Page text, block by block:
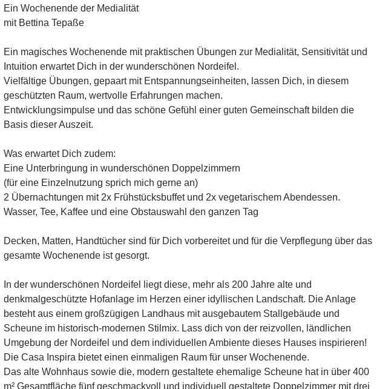
Ein Wochenende der Medialität
mit Bettina Tepaße
Ein magisches Wochenende mit praktischen Übungen zur Medialität, Sensitivität und
Intuition erwartet Dich in der wunderschönen Nordeifel.
Vielfältige Übungen, gepaart mit Entspannungseinheiten, lassen Dich, in diesem
geschützten Raum, wertvolle Erfahrungen machen.
Entwicklungsimpulse und das schöne Gefühl einer guten Gemeinschaft bilden die
Basis dieser Auszeit.
Was erwartet Dich zudem:
Eine Unterbringung in wunderschönen Doppelzimmern
(für eine Einzelnutzung sprich mich gerne an)
2 Übernachtungen mit 2x Frühstücksbuffet und 2x vegetarischem Abendessen.
Wasser, Tee, Kaffee und eine Obstauswahl den ganzen Tag
Decken, Matten, Handtücher sind für Dich vorbereitet und für die Verpflegung über das
gesamte Wochenende ist gesorgt.
In der wunderschönen Nordeifel liegt diese, mehr als 200 Jahre alte und
denkmalgeschützte Hofanlage im Herzen einer idyllischen Landschaft. Die Anlage
besteht aus einem großzügigen Landhaus mit ausgebautem Stallgebäude und
Scheune im historisch-modernen Stilmix. Lass dich von der reizvollen, ländlichen
Umgebung der Nordeifel und dem individuellen Ambiente dieses Hauses inspirieren!
Die Casa Inspira bietet einen einmaligen Raum für unser Wochenende.
Das alte Wohnhaus sowie die, modern gestaltete ehemalige Scheune hat in über 400
m² Gesamtfläche fünf geschmackvoll und individuell gestaltete Doppelzimmer mit drei